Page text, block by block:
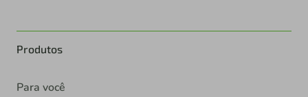
Produtos
Para você